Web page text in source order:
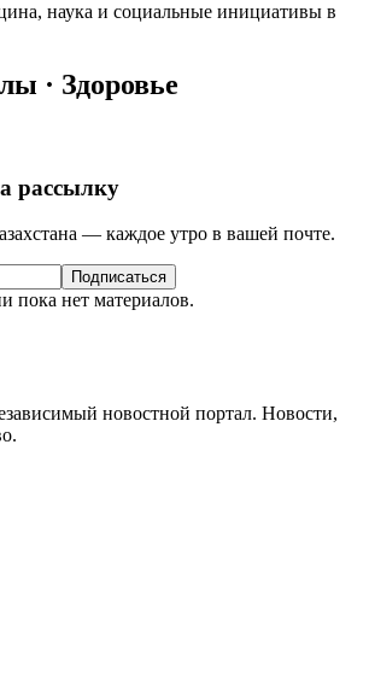
наука и социальные инициативы в
· Здоровье
рассылку
— каждое утро в вашей почте.
Подписаться
пока нет материалов.
новостной портал. Новости,